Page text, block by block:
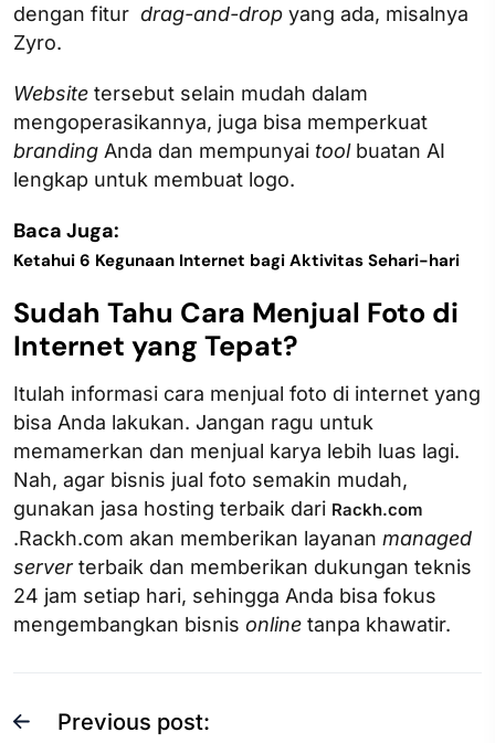
dengan fitur drag-and-drop yang ada, misalnya
Zyro.
Website tersebut selain mudah dalam
mengoperasikannya, juga bisa memperkuat
branding Anda dan mempunyai toolbuatan AI
lengkap untuk membuat logo.
Baca Juga:
Ketahui 6 Kegunaan Internet bagi Aktivitas Sehari-hari
Sudah Tahu Cara Menjual Foto di
Internet yang Tepat?
Itulah informasi cara menjual foto di internet yang
bisa Anda lakukan. Jangan ragu untuk
memamerkan dan menjual karya lebih luas lagi.
Nah, agar bisnis jual foto semakin mudah,
gunakan jasa hosting terbaik dari Rackh.com
.Rackh.com akan memberikan layanan managed
serverterbaik dan memberikan dukungan teknis
24 jam setiap hari, sehingga Anda bisa fokus
mengembangkan bisnis online tanpa khawatir.
Previous post: